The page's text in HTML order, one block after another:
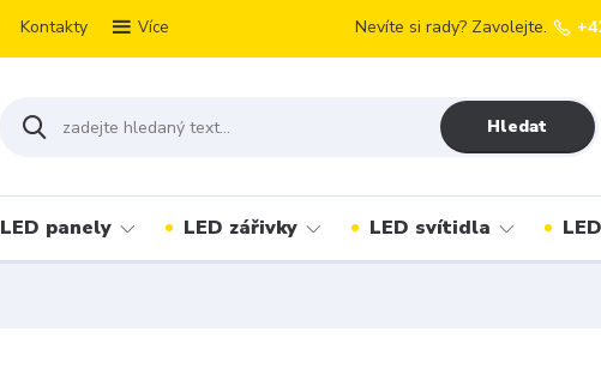
Kontakty Více
Hledat
Nevíte si rady? Zavolejte.
LED panely LED zářivky LED svítidla